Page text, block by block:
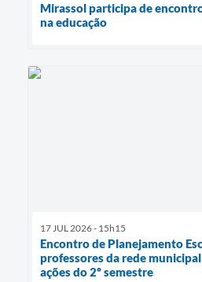
Mirassol participa de
na educação
17 JUL 2026 - 15h15
Encontro de Planejamento
professores da rede
ações do 2º semestre